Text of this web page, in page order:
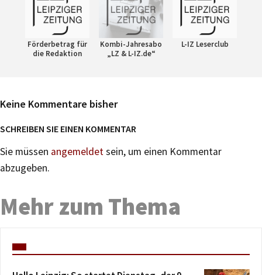
Förderbetrag für
die Redaktion
Kombi-Jahresabo
„LZ & L-IZ.de“
L-IZ Leserclub
Keine Kommentare bisher
SCHREIBEN SIE EINEN KOMMENTAR
Sie müssen angemeldetsein, um einen Kommentar
abzugeben.
Mehr zum Thema